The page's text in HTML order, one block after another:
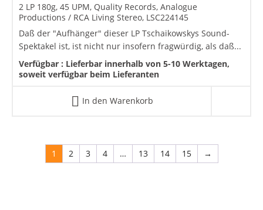
2 LP 180g, 45 UPM, Quality Records, Analogue
Productions / RCA Living Stereo, LSC224145
Daß der "Aufhänger" dieser LP Tschaikowskys Sound-
Spektakel ist, ist nicht nur insofern fragwürdig, als daß...
Verfügbar : Lieferbar innerhalb von 5-10 Werktagen,
soweit verfügbar beim Lieferanten
In den Warenkorb
1 2 3 4 … 13 14 15 →